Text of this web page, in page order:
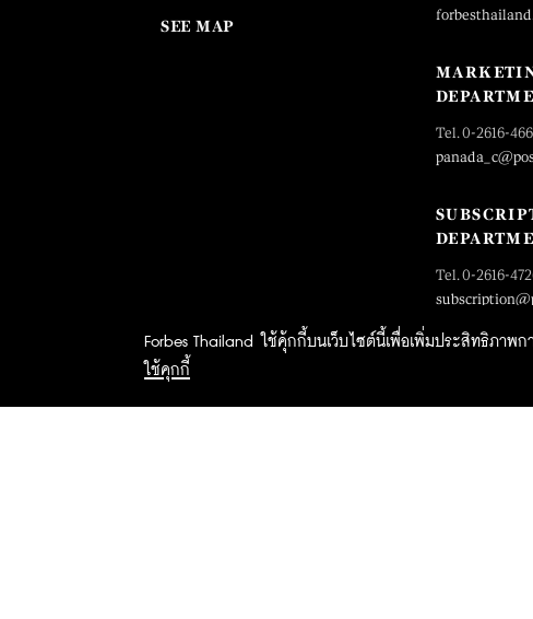
Forbes Thailand ใช้คุ้กกี้บนเว็บไซต์นี้เพื่อเพิ่มประสิทธิภาพ
ใช้คุกกี้
SEE MAP
Tel. 0-2616-
Tel. 0-2616-